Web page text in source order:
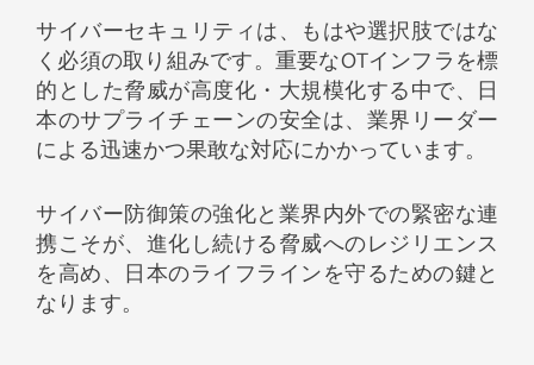
サイバーセキュリティは、もはや選択肢ではな
く必須の取り組みです。重要なOTインフラを標
的とした脅威が高度化・大規模化する中で、日
本のサプライチェーンの安全は、業界リーダー
による迅速かつ果敢な対応にかかっています。
サイバー防御策の強化と業界内外での緊密な連
携こそが、進化し続ける脅威へのレジリエンス
を高め、日本のライフラインを守るための鍵と
なります。